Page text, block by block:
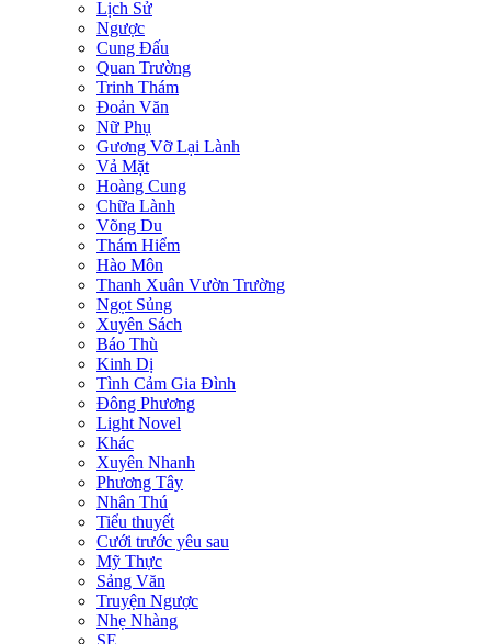
Lịch Sử
Ngược
Cung Đấu
Quan Trường
Trinh Thám
Đoản Văn
Nữ Phụ
Gương Vỡ Lại Lành
Vả Mặt
Hoàng Cung
Chữa Lành
Võng Du
Thám Hiểm
Hào Môn
Thanh Xuân Vườn Trường
Ngọt Sủng
Xuyên Sách
Báo Thù
Kinh Dị
Tình Cảm Gia Đình
Đông Phương
Light Novel
Khác
Xuyên Nhanh
Phương Tây
Nhân Thú
Tiểu thuyết
Cưới trước yêu sau
Mỹ Thực
Sảng Văn
Truyện Ngược
Nhẹ Nhàng
SE